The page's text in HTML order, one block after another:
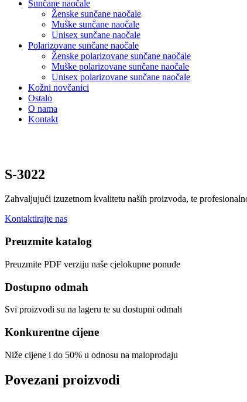
Sunčane naočale
Ženske sunčane naočale
Muške sunčane naočale
Unisex sunčane naočale
Polarizovane sunčane naočale
Ženske polarizovane sunčane naočale
Muške polarizovane sunčane naočale
Unisex polarizovane sunčane naočale
Kožni novčanici
Ostalo
O nama
Kontakt
S-3022
Zahvaljujući izuzetnom kvalitetu naših proizvoda, te
Kontaktirajte nas
Preuzmite katalog
Preuzmite PDF verziju naše cjelokupne ponude
Dostupno odmah
Svi proizvodi su na lageru te su dostupni odmah
Konkurentne cijene
Niže cijene i do 50% u odnosu na maloprodaju
Povezani proizvodi